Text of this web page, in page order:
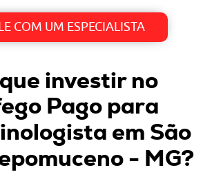
COM UM ESPECIALISTA
investir no
Pago para
em São
- MG?